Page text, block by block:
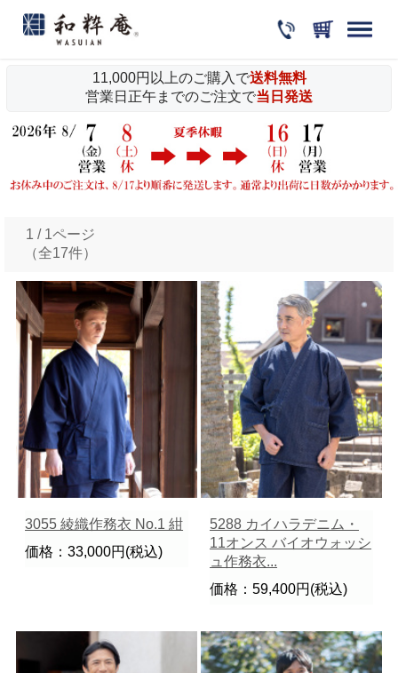
11,000円以上のご購入で送料無料
営業日正午までのご注文で当日発送
1 / 1ページ
（全17件）
3055 綾織作務衣 No.1 紺
価格：33,000円(税込)
5288 カイハラデニム・
11オンス バイオウォッシ
ュ作務衣...
価格：59,400円(税込)